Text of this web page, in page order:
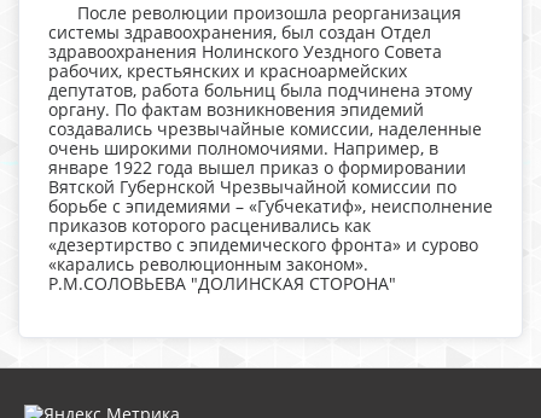
После революции произошла реорганизация
системы здравоохранения, был создан Отдел
здравоохранения Нолинского Уездного Совета
рабочих, крестьянских и красноармейских
депутатов, работа больниц была подчинена этому
органу. По фактам возникновения эпидемий
создавались чрезвычайные комиссии, наделенные
очень широкими полномочиями. Например, в
январе 1922 года вышел приказ о формировании
Вятской Губернской Чрезвычайной комиссии по
борьбе с эпидемиями – «Губчекатиф», неисполнение
приказов которого расценивались как
«дезертирство с эпидемического фронта» и сурово
«карались революционным законом».
Р.М.СОЛОВЬЕВА "ДОЛИНСКАЯ СТОРОНА"